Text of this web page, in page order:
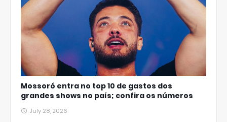
Mossoró entra no top 10 de gastos dos
grandes shows no país; confira os números
July 28, 2026